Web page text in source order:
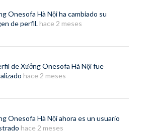
Onesofa Hà Nộiha cambiado su
de perfil. hace 2 meses
deXưởng Onesofa Hà Nộifue
hace 2 meses
Onesofa Hà Nộiahora es un usuario
hace 2 meses